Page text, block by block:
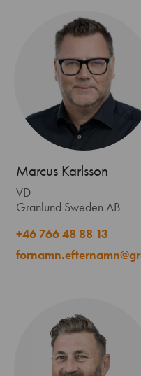
Marcus Karlsson
VD
Granlund Sweden AB
+46 766 48 88 13